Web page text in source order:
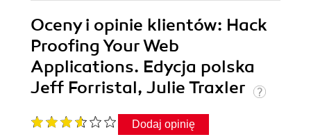
Oceny i opinie klientów: Hack
Proofing Your Web
Applications. Edycja polska
Jeff Forristal, Julie Traxler
Dodaj opinię